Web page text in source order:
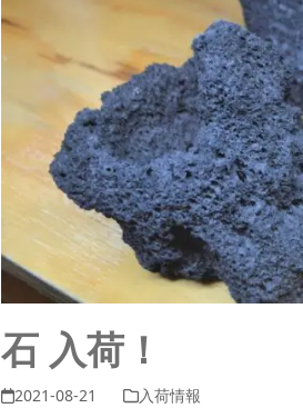
石 入荷！
2021-08-21 入荷情報